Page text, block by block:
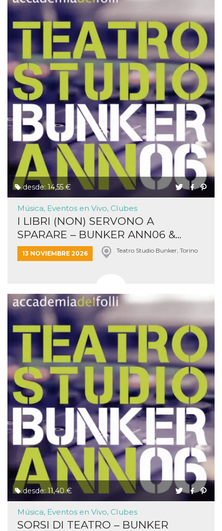
desde: 14,55 €
Música, Eventos en Vivo, Clubes
I LIBRI (NON) SERVONO A
SPARARE – BUNKER ANN06 &...
13 NOVIEMBRE 2026 Teatro Studio Bunker, Torino
desde: 11,40 €
Música, Eventos en Vivo, Clubes
SORSI DI TEATRO – BUNKER